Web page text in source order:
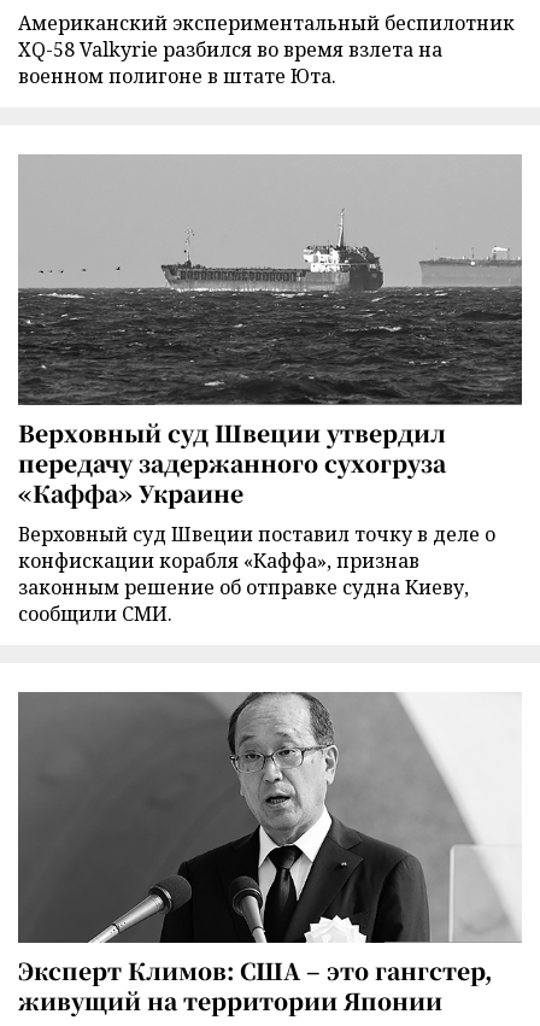
Американский экспериментальный беспилотник
XQ-58 Valkyrie разбился во время взлета на
военном полигоне в штате Юта.
Верховный суд Швеции утвердил
передачу задержанного сухогруза
«Каффа» Украине
Верховный суд Швеции поставил точку в деле о
конфискации корабля «Каффа», признав
законным решение об отправке судна Киеву,
сообщили СМИ.
Эксперт Климов: США – это гангстер,
живущий на территории Японии